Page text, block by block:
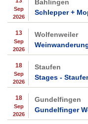
Sep
2026
Bahlingen
Schlepper +
13
Sep
2026
Wolfenweiler
18
Sep
2026
Staufen
Stages -
18
Sep
2026
Gundelfingen
Gundelfinger